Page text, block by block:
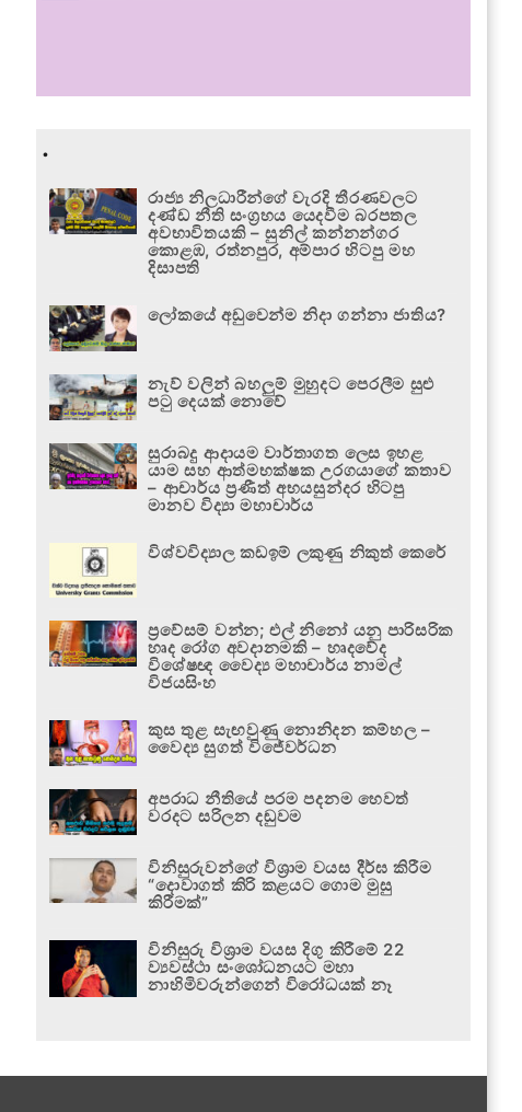
.
රාජ්‍ය නිලධාරීන්ගේ වැරදි තීරණවලට
දණ්ඩ නීති සංග්‍රහය යෙදවීම බරපතල
අවභාවිතයකි – සුනිල් කන්නන්ගර
කොළඹ, රත්නපුර, අම්පාර හිටපු මහ
දිසාපති
ලෝකයේ අඩුවෙන්ම නිදා ගන්නා ජාතිය?
නැව් වලින් බහලුම් මුහුදට පෙරලීම සුළු
පටු දෙයක් නොවේ
සුරාබදු ආදායම වාර්තාගත ලෙස ඉහළ
යාම සහ ආත්මභක්ෂක උරගයාගේ කතාව
– ආචාර්ය ප්‍රණීත් අභයසුන්දර හිටපු
මානව විද්‍යා මහාචාර්ය
විශ්වවිද්‍යාල කඩඉම් ලකුණු නිකුත් කෙරේ
ප්‍රවේසම් වන්න; එල් නිනෝ යනු පාරිසරික
හෘද රෝග අවදානමකි – හෘදවේද
විශේෂඥ වෛද්‍ය මහාචාර්ය නාමල්
විජයසිංහ
කුස තුළ සැඟවුණු නොනිදන කම්හල –
වෛද්‍ය සුගත් විජේවර්ධන
අපරාධ නීතියේ පරම පදනම හෙවත්
වරදට සරිලන දඬුවම
විනිසුරුවන්ගේ විශ්‍රාම වයස දීර්ඝ කිරීම
“දොවාගත් කිරි කළයට ගොම මුසු
කිරීමක්”
විනිසුරු විශ්‍රාම වයස දිගු කිරීමේ 22
ව්‍යවස්ථා සංශෝධනයට මහා
නාහිමිවරුන්ගෙන් විරෝධයක් නෑ